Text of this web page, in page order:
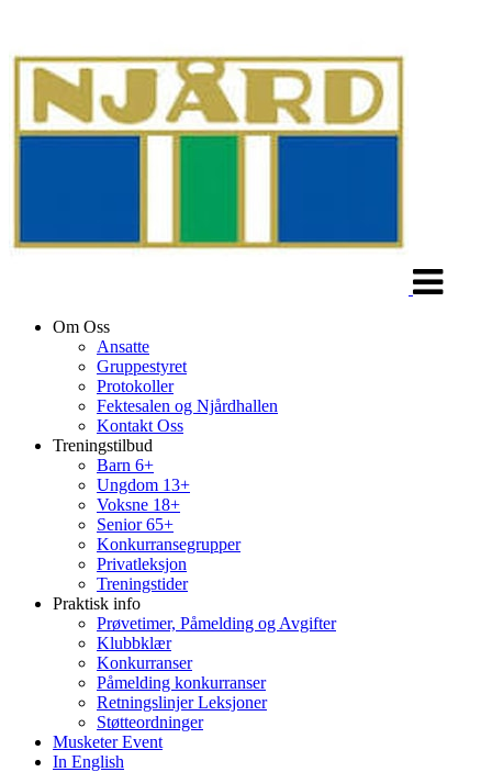
Om Oss
Ansatte
Gruppestyret
Protokoller
Fektesalen og Njårdhallen
Kontakt Oss
Treningstilbud
Barn 6+
Ungdom 13+
Voksne 18+
Senior 65+
Konkurransegrupper
Privatleksjon
Treningstider
Praktisk info
Prøvetimer, Påmelding og Avgifter
Klubbklær
Konkurranser
Påmelding konkurranser
Retningslinjer Leksjoner
Støtteordninger
Musketer Event
In English